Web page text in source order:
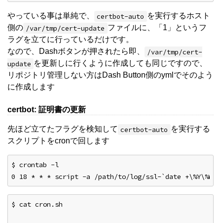
やっている事は単純で、 certbot-auto を実行するホスト
側の /var/tmp/cert-update ファイルに、「1」というフ
ラグを立てに行っているだけです。
なので、Dashボタンが押されたら即、
/var/tmp/cert-
update を更新しに行くように作成しても同じですので、
リポジトリ管理しない方はDash Button側のymlでそのよう
に作成します
certbot: 証明書の更新
先ほど立てたフラグを検知して certbot-auto を実行する
スクリプトをcronで回します
$ crontab -l
0 18 * * * script -a /path/to/log/ssl-`date
$ cat cron.sh